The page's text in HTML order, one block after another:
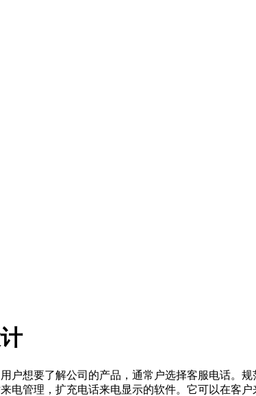
户想要了解公司的产品，通常户选择客服电话。
电管理，扩充电话来电显示的软件。它可以在客